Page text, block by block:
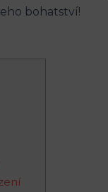
bohatství!